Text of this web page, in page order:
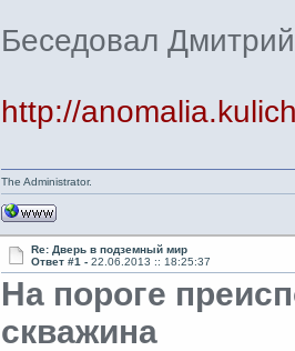
Беседовал
http://
The Administrator.
Re: Дверь в подземный мир
Ответ #1 -22.06.2013 :: 18:25:37
На пороге
скважина